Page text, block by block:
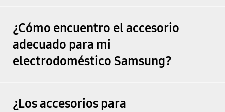
¿Cómo encuentro el accesorio
adecuado para mi
electrodoméstico Samsung?
¿Los accesorios para